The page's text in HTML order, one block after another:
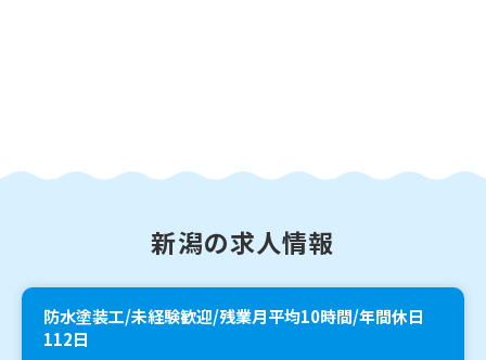
新潟の求人情報
防水塗装工/未経験歓迎/残業月平均10時間/年間休日
112日